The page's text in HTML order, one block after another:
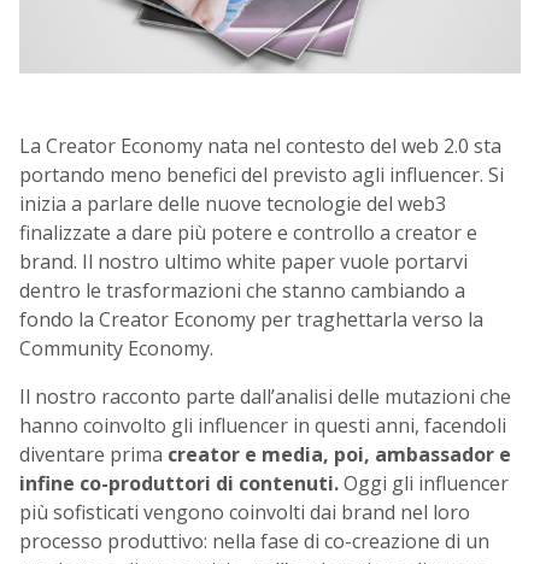
La Creator Economy nata nel contesto del web 2.0 sta
portando meno benefici del previsto agli influencer. Si
inizia a parlare delle nuove tecnologie del web3
finalizzate a dare più potere e controllo a creator e
brand. Il nostro ultimo white paper vuole portarvi
dentro le trasformazioni che stanno cambiando a
fondo la Creator Economy per traghettarla verso la
Community Economy.
Il nostro racconto parte dall’analisi delle mutazioni che
hanno coinvolto gli influencer in questi anni, facendoli
diventare prima creator e media, poi, ambassador e
infine co-produttori di contenuti.Oggi gli influencer
più sofisticati vengono coinvolti dai brand nel loro
processo produttivo: nella fase di co-creazione di un